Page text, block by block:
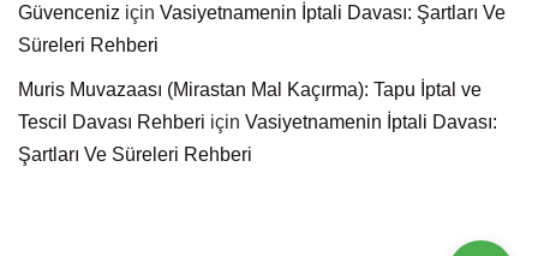
Güvenceniz için Vasiyetnamenin İptali Davası: Şartları Ve
Süreleri Rehberi
Muris Muvazaası (Mirastan Mal Kaçırma): Tapu İptal ve
Tescil Davası Rehberi için Vasiyetnamenin İptali Davası:
Şartları Ve Süreleri Rehberi